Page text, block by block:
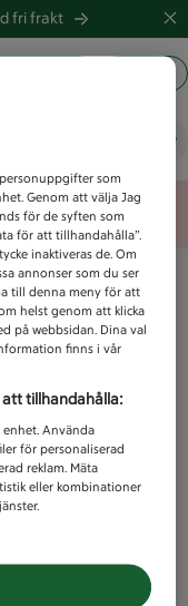
fri frakt
som
Genom att välja Jag
för de syften som
för att tillhandahålla”.
inaktiveras de. Om
annonser som du ser
till denna meny för att
helst genom att klicka
på webbsidan. Dina val
finns i vår
tillhandahålla:
Använda
för personaliserad
reklam. Mäta
eller kombinationer